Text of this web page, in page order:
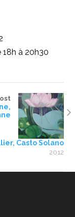
18h à 20h30
Casto Solano
2012